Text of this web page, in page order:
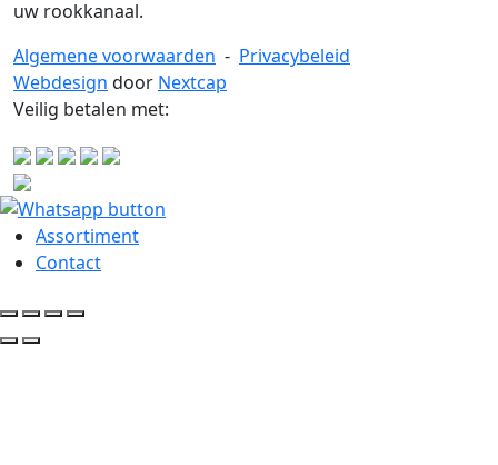
uw rookkanaal.
Algemene voorwaarden - Privacybeleid
Webdesign door Nextcap
Veilig betalen met:
Assortiment
Contact